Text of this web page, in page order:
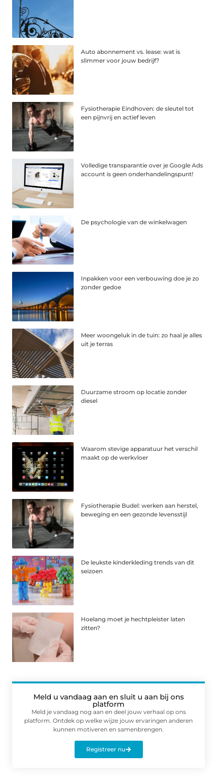
Auto abonnement vs. lease: wat is
slimmer voor jouw bedrijf?
Fysiotherapie Eindhoven: de sleutel tot
een pijnvrij en actief leven
Volledige transparantie over je Google Ads
account is geen onderhandelingspunt!
De psychologie van de winkelwagen
Inpakken voor een verbouwing doe je zo
zonder gedoe
Meer woongeluk in de tuin: zo haal je alles
uit je terras
Duurzame stroom op locatie zonder
diesel
Waarom stevige apparatuur het verschil
maakt op de werkvloer
Fysiotherapie Budel: werken aan herstel,
beweging en een gezonde levensstijl
De leukste kinderkleding trends van dit
seizoen
Hoelang moet je hechtpleister laten
zitten?
Meld u vandaag aan en sluit u aan bij ons
platform
Meld je vandaag nog aan en deel jouw verhaal op ons
platform. Ontdek op welke wijze jouw ervaringen anderen
kunnen motiveren en samenbrengen.
Registreer nu